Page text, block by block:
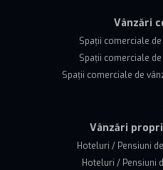
Vânzări
Spații comerciale
Spații comerciale
Spații comerciale de
Vânzări
Hoteluri / Pensiuni
Hoteluri / Pensiuni